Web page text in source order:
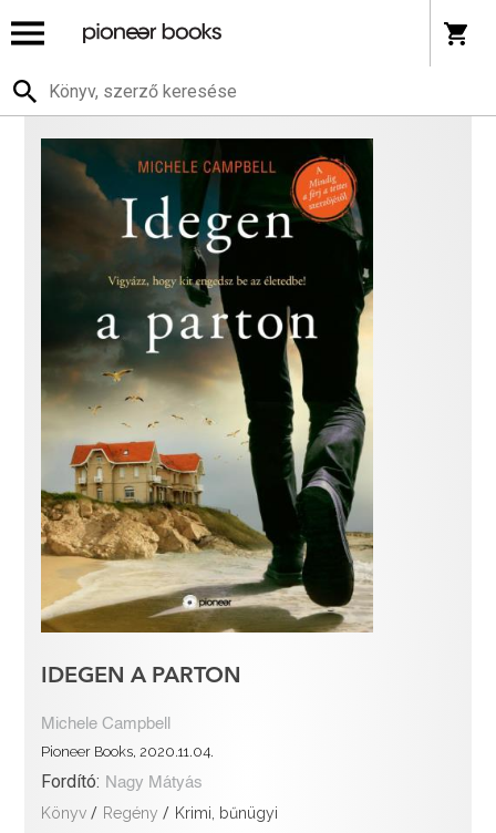
IDEGEN A PARTON
Michele Campbell
Pioneer Books, 2020.11.04.
Fordító: Nagy Mátyás
Könyv / Regény / Krimi, bűnügyi